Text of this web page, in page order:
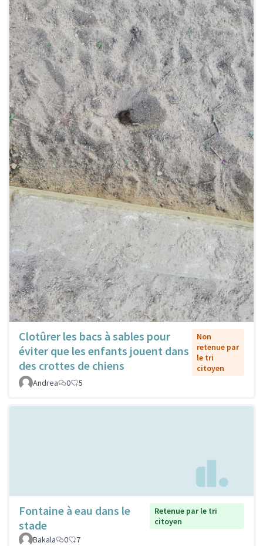
Clotûrer les bacs à sables pour
éviter que les enfants jouent dans
des crottes de chiens
Non
retenue par
le tri
citoyen
Andrea
0 5
Fontaine à eau dans le
stade
Retenue par le tri
citoyen
Bakala
0 7